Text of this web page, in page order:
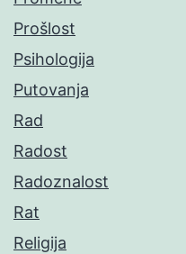
Prošlost
Psihologija
Putovanja
Rad
Radost
Radoznalost
Rat
Religija